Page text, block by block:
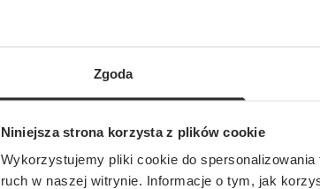
Zgoda
Niniejsza strona korzysta z plików cookie
Wykorzystujemy pliki cookie do
ruch w naszej witrynie. Informacje o tym, jak